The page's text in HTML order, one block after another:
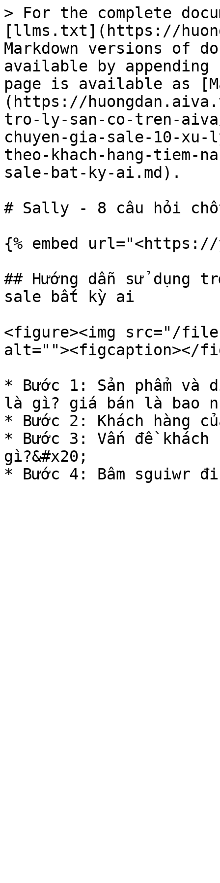
> For the complete
[llms.txt](https://
Markdown versions of
available by
page is available as
(https://
tro-ly-san-co-tren-
chuyen-gia-sale-10-
theo-khach-hang-tiem-
sale-bat-ky-ai.md).
# Sally - 8 câu hỏi
{% embed url="<https://
## Hướng dẫn sử
sale bất kỳ ai
<figure><img src="/files/
alt=""><figcaption></
* Bước 1: Sản phẩm và
là gì? giá bán là bao
* Bước 2: Khách hàng
* Bước 3: Vấn đề
gì?&#x20;